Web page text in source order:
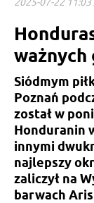
ważnych
Siódmym
Poznań
został w
Honduranin
innymi
najlepszy
zaliczył na
barwach